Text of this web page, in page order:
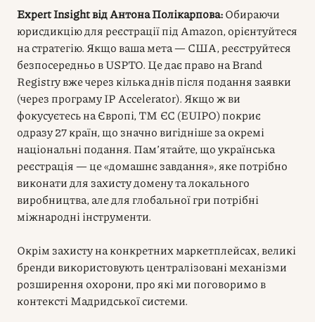
Expert Insight від Антона Полікарпова:Обираючи
юрисдикцію для реєстрації під Amazon, орієнтуйтеся
на стратегію. Якщо ваша мета — США, реєструйтеся
безпосередньо в USPTO. Це дає право на Brand
Registry вже через кілька днів після подання заявки
(через програму IP Accelerator). Якщо ж ви
фокусуєтесь на Європі, ТМ ЄС (EUIPO) покриє
одразу 27 країн, що значно вигідніше за окремі
національні подання. Пам’ятайте, що українська
реєстрація — це «домашнє завдання», яке потрібно
виконати для захисту домену та локального
виробництва, але для глобальної гри потрібні
міжнародні інструменти.
Окрім захисту на конкретних маркетплейсах, великі
бренди використовують централізовані механізми
розширення охорони, про які ми поговоримо в
контексті Мадридської системи.